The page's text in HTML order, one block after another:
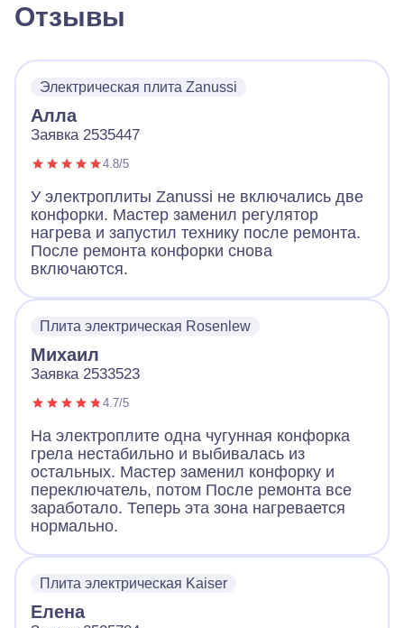
Отзывы
Электрическая плита Zanussi
Алла
Заявка 2535447
4.8/5
У электроплиты Zanussi не включались две
конфорки. Мастер заменил регулятор
нагрева и запустил технику после ремонта.
После ремонта конфорки снова
включаются.
Плита электрическая Rosenlew
Михаил
Заявка 2533523
4.7/5
На электроплите одна чугунная конфорка
грела нестабильно и выбивалась из
остальных. Мастер заменил конфорку и
переключатель, потом После ремонта все
заработало. Теперь эта зона нагревается
нормально.
Плита электрическая Kaiser
Елена